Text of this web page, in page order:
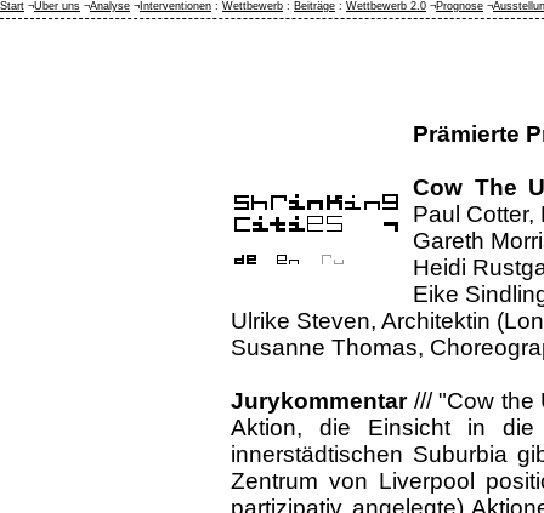
Prämierte
Cow The
Paul Cotter,
Gareth
Heidi
Eike
Ulrike Steven, Architektin
Susanne Thomas,
Jurykommentar /// "Cow the
Aktion, die Einsicht in die
innerstädtischen Suburbia
Zentrum von Liverpool
partizipativ angelegte)
Start ¬Über uns ¬Analyse ¬ Interventionen : Wettbewerb : Beiträge : Wettbewerb 2.0 ¬Prognose ¬